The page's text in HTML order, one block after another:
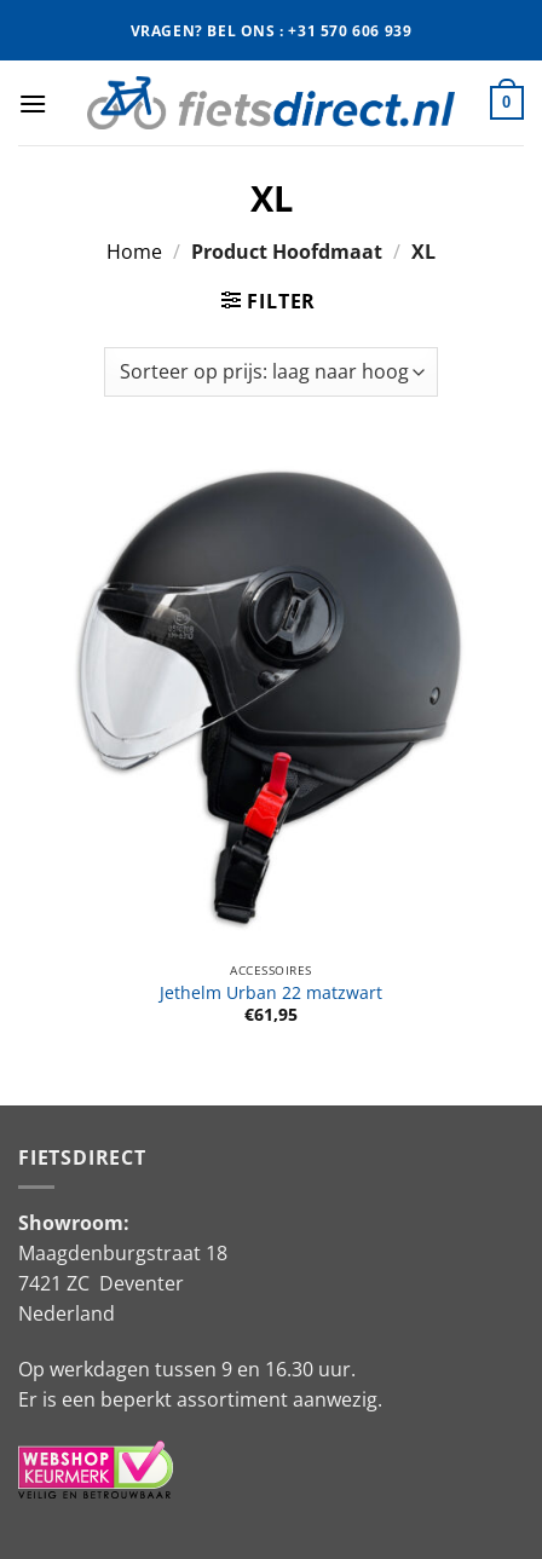
VRAGEN? BEL ONS : +31 570 606 939
0
XL
Home / Product Hoofdmaat / XL
FILTER
ACCESSOIRES
Jethelm Urban 22 matzwart
€61,95
FIETSDIRECT
Showroom:
Maagdenburgstraat 18
7421 ZC Deventer
Nederland
Op werkdagen tussen 9 en 16.30 uur.
Er is een beperkt assortiment aanwezig.